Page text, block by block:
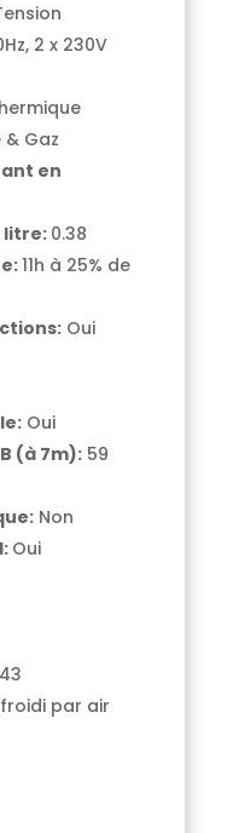
2 x 230V
Gaz
en
litre: 0.38
11h à 25% de
Oui
Oui
(à 7m):59
Non
Oui
par air